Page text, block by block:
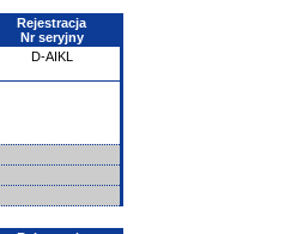
Rejestracja
Nr seryjny
D-AIKL